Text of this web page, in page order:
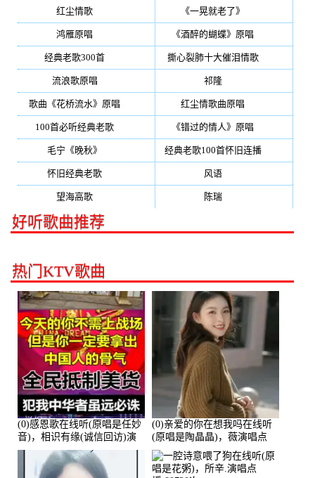
红尘情歌 《一晃就老了》
鸿雁原唱 《酒醉的蝴蝶》原唱
经典老歌300首 撕心裂肺十大催泪情歌(195)
流浪歌原唱 祁隆(188)
歌曲《花桥流水》原唱 红尘情歌曲原唱
100首必听经典老歌 《错过的情人》原唱
毛宁《晚秋》 经典老歌100首怀旧连播(134)
怀旧经典老歌 风语(132)
望海高歌 陈瑞(128)
好听歌曲推荐
热门KTV歌曲
(0)感恩歌在线听(原唱是任妙
音)，相识有缘(诚信回访)演
唱点播:161288次
(0)亲爱的你在想我吗在线听
(原唱是陶晶晶)，薇演唱点
播:159722次